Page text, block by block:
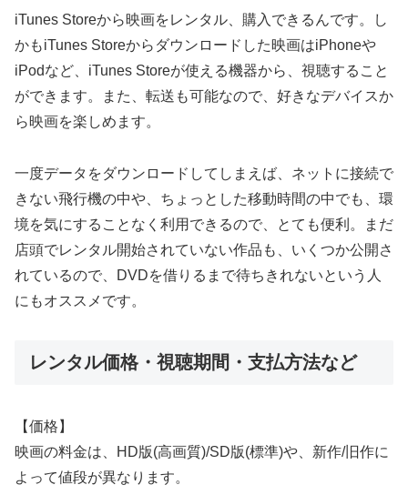
iTunes Storeから映画をレンタル、購入できるんです。し
かもiTunes Storeからダウンロードした映画はiPhoneや
iPodなど、iTunes Storeが使える機器から、視聴すること
ができます。また、転送も可能なので、好きなデバイスか
ら映画を楽しめます。
一度データをダウンロードしてしまえば、ネットに接続で
きない飛行機の中や、ちょっとした移動時間の中でも、環
境を気にすることなく利用できるので、とても便利。まだ
店頭でレンタル開始されていない作品も、いくつか公開さ
れているので、DVDを借りるまで待ちきれないという人
にもオススメです。
レンタル価格・視聴期間・支払方法など
【価格】
映画の料金は、HD版(高画質)/SD版(標準)や、新作/旧作に
よって値段が異なります。